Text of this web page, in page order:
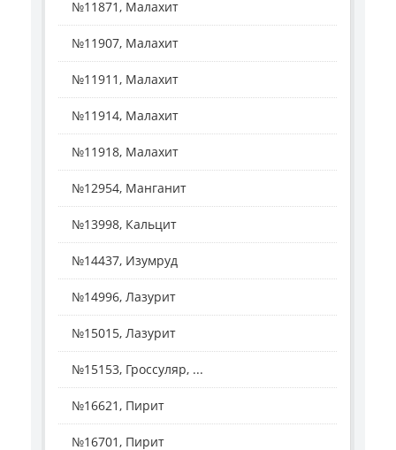
№11871, Малахит
№11907, Малахит
№11911, Малахит
№11914, Малахит
№11918, Малахит
№12954, Манганит
№13998, Кальцит
№14437, Изумруд
№14996, Лазурит
№15015, Лазурит
№15153, Гроссуляр, ...
№16621, Пирит
№16701, Пирит